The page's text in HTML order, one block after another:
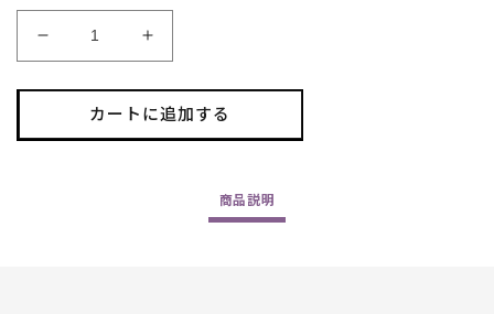
Armand
Heitz
/
Cremant
de
Armand
Heitz
/
Cremant
de
カートに追加する
商品説明